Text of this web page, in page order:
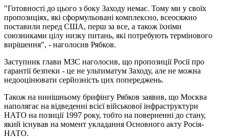
"Готовності до цього з боку Заходу немає. Тому ми у своїх
пропозиціях, які сформульовані комплексно, всеосяжно
поставили перед США, перш за все, а також їхніми
союзниками цілу низку питань, які потребують термінового
вирішення", - наголосив Рябков.
Заступник глави МЗС наголосив, що пропозиції Росії про
гарантії безпеки - це не ультиматум Заходу, але не можна
недооцінювати серйозність цих попереджень.
Також на нинішньому брифінгу Рябков заявив, що Москва
наполягає на відведенні всієї військової інфраструктури
НАТО на позиції 1997 року, тобто на поверненні до стану,
який існував на момент укладання Основного акту Росія-
НАТО.